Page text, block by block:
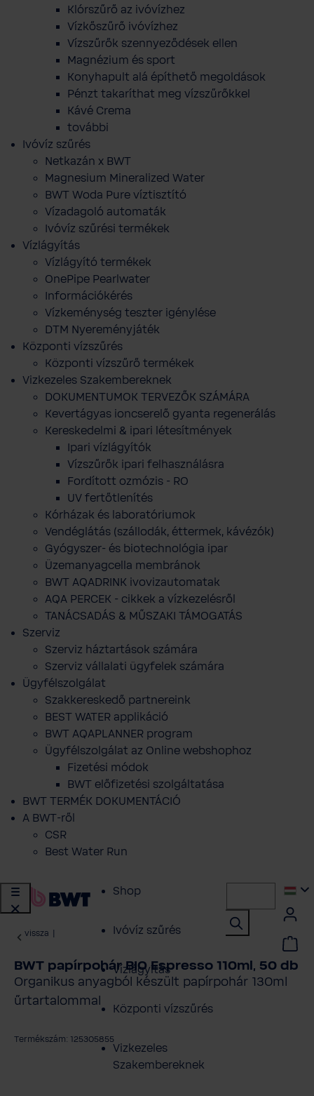
Klórszűrő az ivóvízhez
Vízkőszűrő ivóvízhez
Vízszűrők szennyeződések ellen
Magnézium és sport
Konyhapult alá építhető megoldások
Pénzt takaríthat meg vízszűrőkkel
Kávé Crema
további
Ivóvíz szűrés
Netkazán x BWT
Magnesium Mineralized Water
BWT Woda Pure víztisztító
Vízadagoló automaták
Ivóvíz szűrési termékek
Vízlágyítás
Vízlágyító termékek
OnePipe Pearlwater
Információkérés
Vízkeménység teszter igénylése
DTM Nyereményjáték
Központi vízszűrés
Központi vízszűrő termékek
Vizkezeles Szakembereknek
DOKUMENTUMOK TERVEZŐK SZÁMÁRA
Kevertágyas ioncserelő gyanta regenerálás
Kereskedelmi & ipari létesítmények
Ipari vízlágyítók
Vízszűrők ipari felhasználásra
Fordított ozmózis - RO
UV fertőtlenítés
Kórházak és laboratóriumok
Vendéglátás (szállodák, éttermek, kávézók)
Gyógyszer- és biotechnológia ipar
Üzemanyagcella membránok
BWT AQADRINK ivovizautomatak
AQA PERCEK - cikkek a vízkezelésről
TANÁCSADÁS & MŰSZAKI TÁMOGATÁS
Szerviz
Szerviz háztartások számára
Szerviz vállalati ügyfelek számára
Ügyfélszolgálat
Szakkereskedő partnereink
BEST WATER applikáció
BWT AQAPLANNER program
Ügyfélszolgálat az Online webshophoz
Fizetési módok
BWT előfizetési szolgáltatása
BWT TERMÉK DOKUMENTÁCIÓ
A BWT-ről
CSR
Best Water Run
Shop
Ivóvíz szűrés
Vízlágyítás
Központi vízszűrés
Vizkezeles
Szakembereknek
vissza
BWT papírpohár BIO Espresso 110ml, 50 db
Organikus anyagból készült papírpohár 130ml
űrtartalommal
Termékszám: 125305855